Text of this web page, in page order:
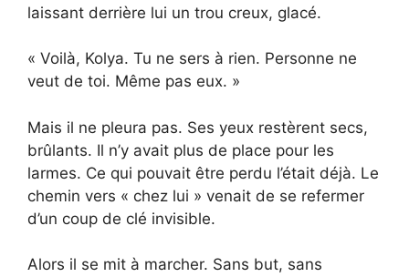
laissant derrière lui un trou creux, glacé.
« Voilà, Kolya. Tu ne sers à rien. Personne ne
veut de toi. Même pas eux. »
Mais il ne pleura pas. Ses yeux restèrent secs,
brûlants. Il n’y avait plus de place pour les
larmes. Ce qui pouvait être perdu l’était déjà. Le
chemin vers « chez lui » venait de se refermer
d’un coup de clé invisible.
Alors il se mit à marcher. Sans but, sans